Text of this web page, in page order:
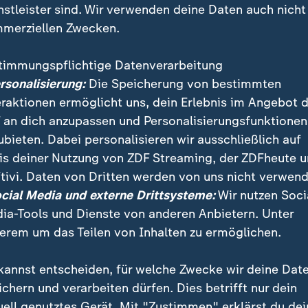
Experte Patrick Lipke stellt die neusten Highlights
vor. Anlässlich zu Halloween sind auch
garantiert!
sind. Wir verwenden deine Daten auch nicht
Zwecken.
Datenverarbeitung
Die Speicherung von bestimmten
ermöglicht uns, dein Erlebnis im Angebot
an dich anzupassen und Personalisierungsfunktionen
Dabei personalisieren wir ausschließlich auf
deiner Nutzung von ZDF Streaming, der ZDFheute
Daten von Dritten werden von uns nicht
Media und externe Drittsysteme:Wir nutzen
Tools und Dienste von anderen Anbietern. Unter
um das Teilen von Inhalten zu ermöglichen.
entscheiden, für welche Zwecke wir deine
und verarbeiten dürfen. Dies betrifft nur dein